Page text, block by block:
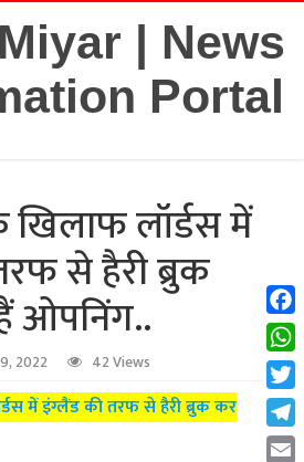
लॉर्डस में
से हैरी ब्रुक
ओपनिंग..
2022 42 Views
में इंग्लैंड की तरफ से हैरी ब्रुक कर